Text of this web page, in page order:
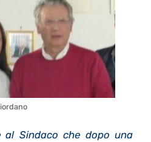
al Sindaco che dopo una